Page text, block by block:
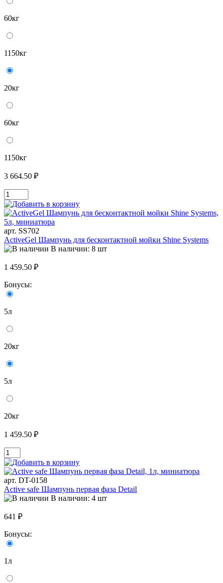
60кг
1150кг
20кг
60кг
1150кг
3 664.50 ₽
арт. SS702
ActiveGel Шампунь для бесконтактной мойки Shine Systems
В наличии: 8 шт
1 459.50 ₽
Бонусы:
5л
20кг
5л
20кг
1 459.50 ₽
арт. DT-0158
Active safe Шампунь первая фаза Detail
В наличии: 4 шт
641 ₽
Бонусы:
1л